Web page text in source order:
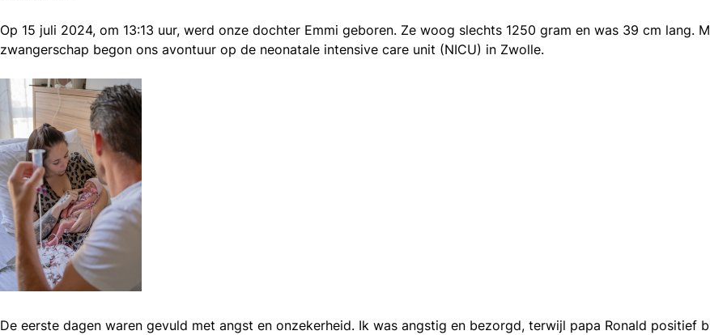
Op 15 juli 2024, om 13:13 uur, werd onze dochter Emmi geboren. Ze woog slechts 1250 gram en was 39 cm lang.
zwangerschap begon ons avontuur op de neonatale intensive care unit (NICU) in Zwolle.
De eerste dagen waren gevuld met angst en onzekerheid. Ik was angstig en bezorgd, terwijl papa Ronald positief